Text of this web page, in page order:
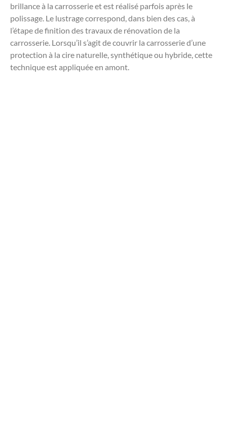
brillance à la carrosserie et est réalisé parfois après le
polissage. Le lustrage correspond, dans bien des cas, à
l’étape de finition des travaux de rénovation de la
carrosserie. Lorsqu’il s’agit de couvrir la carrosserie d’une
protection à la cire naturelle, synthétique ou hybride, cette
technique est appliquée en amont.